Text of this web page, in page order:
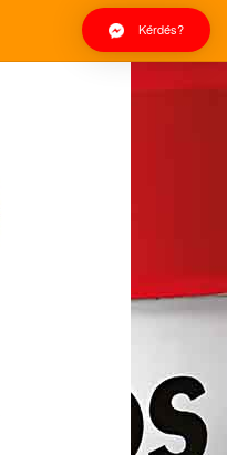
Kérdés?